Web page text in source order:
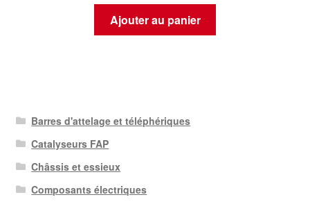
Ajouter au panier
Barres d'attelage et téléphériques
Catalyseurs FAP
Châssis et essieux
Composants électriques